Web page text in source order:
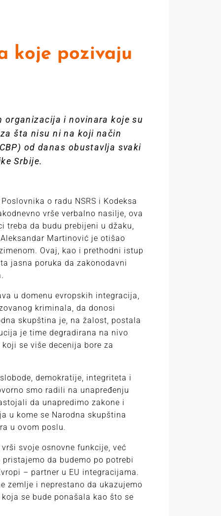
koje pozivaju
i novinara koje su
šta nisu ni na koji način
od danas obustavlja svaki
Srbije.
o radu NSRS i Kodeksa
vrše verbalno nasilje, ova
treba da budu prebijeni u džaku,
Martinović je otišao
Ovaj, kao i prethodni istup
jasna poruka da zakonodavni
u domenu evropskih integracija,
kriminala, da donosi
skupština je, na žalost, postala
je time degradirana na nivo
se više decenija bore za
demokratije, integriteta i
smo radili na unapređenju
da unapredimo zakone i
u kome se Narodna skupština
u ovom poslu.
svoje osnovne funkcije, već
da budemo po potrebi
– partner u EU integracijama.
zemlje i neprestano da ukazujemo
se bude ponašala kao što se